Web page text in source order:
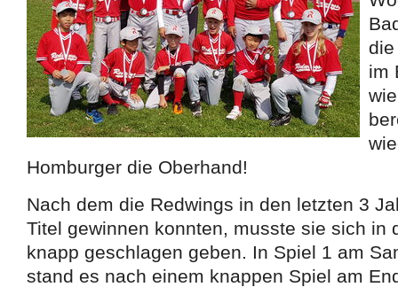
im
Homburger die Oberhand!
Nach dem die Redwings in den letzten 3
Titel gewinnen konnten, musste sie sich in
knapp geschlagen geben. In Spiel 1 am
stand es nach einem knappen Spiel am